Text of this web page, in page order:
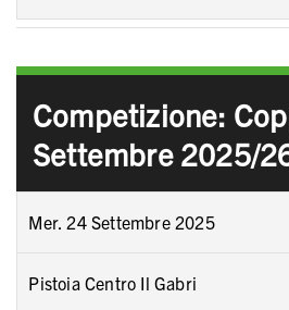
Competizione:
Settembre 2025/
Mer. 24 Settembre 2025
Pistoia Centro Il Gabri